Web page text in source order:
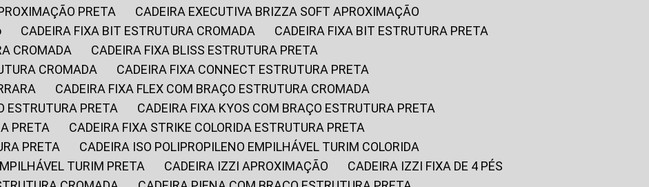
PRETA
CADEIRA EXECUTIVA BRIZZA SOFT APROXIMAÇÃO
CADEIRA FIXA BIT ESTRUTURA CROMADA
CADEIRA FIXA BIT ESTRUTURA PRETA
CROMADA
CADEIRA FIXA BLISS ESTRUTURA PRETA
CROMADA
CADEIRA FIXA CONNECT ESTRUTURA PRETA
CADEIRA FIXA FLEX COM BRAÇO ESTRUTURA CROMADA
ESTRUTURA PRETA
CADEIRA FIXA KYOS COM BRAÇO ESTRUTURA PRETA
PRETA
CADEIRA FIXA STRIKE COLORIDA ESTRUTURA PRETA
PRETA
CADEIRA ISO POLIPROPILENO EMPILHÁVEL TURIM COLORIDA
TURIM PRETA
CADEIRA IZZI APROXIMAÇÃO
CADEIRA IZZI FIXA DE 4 PÉS